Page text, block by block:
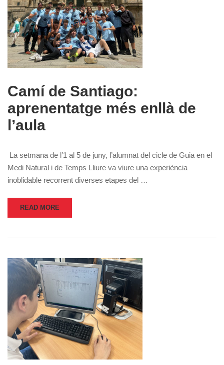
Camí de Santiago:
aprenentatge més enllà de
l’aula
La setmana de l’1 al 5 de juny, l’alumnat del cicle de Guia en el
Medi Natural i de Temps Lliure va viure una experiència
inoblidable recorrent diverses etapes del …
READ MORE